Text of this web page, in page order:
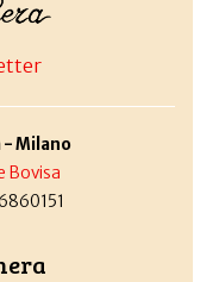
- Milano
Bovisa